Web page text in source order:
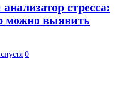
стресса:
можно выявить
0